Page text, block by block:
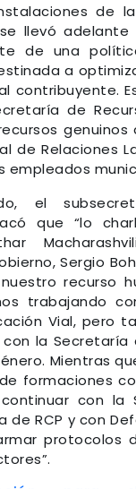
de
llevó adelante
de una
a
contribuyente.
de
de Relaciones
empleados
el
que “lo
Sergio
recurso
trabajando
Vial, pero
la Secretaría
Mientras
formaciones
con la
de RCP y con
protocolos